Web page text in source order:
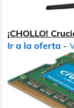
¡CHOLLO!
Ir a la oferta -